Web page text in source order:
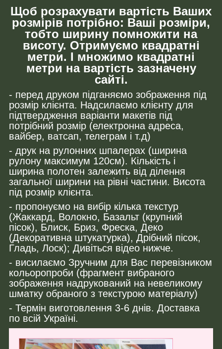
Щоб розрахувати вартість Ваших
розмірів потрібно: Ваші розміри,
тобто ширину помножити на
висоту. Отримуємо квадратні
метри. І множимо квадратні
метри на вартість зазначену
сайті.
- перед друком підганяємо зображення під
розмір клієнта. Надсилаємо клієнту для
підтвердження варіанти макетів під
потрібний розмір (електронна адреса,
вайбер, ватсап, телеграм і т.д)
- друк на рулонних шпалерах (ширина
рулону максимум 120см). Кількість і
ширина полотен залежить від ділення
загальної ширини на рівні частини. Висота
під розмір клієнта.
- пропонуємо на вибір кілька текстур
(Жаккард, Волокно, Базальт (крупний
пісок), Блиск, Бриз, Фреска, Деко
(Декоративна штукатурка), Дрібний пісок,
Гладь, Лоск); Дивіться відео нижче.
- висилаємо Зручним для Вас перевізником
кольоропроби (фрагмент вибраного
зображення надрукований на невеликому
шматку обраного з текстурою матеріалу)
- Термін виготовлення 3-6 днів. Доставка
по всій Україні.